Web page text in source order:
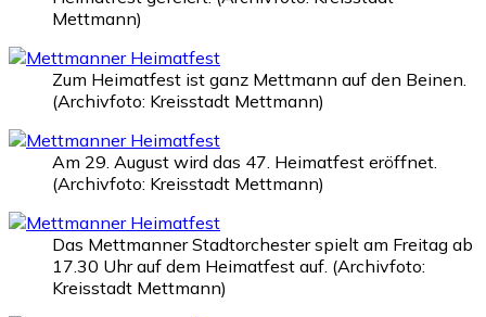
Mettmann)
Zum Heimatfest ist ganz Mettmann auf den Beinen.
(Archivfoto: Kreisstadt Mettmann)
Am 29. August wird das 47. Heimatfest eröffnet.
(Archivfoto: Kreisstadt Mettmann)
Das Mettmanner Stadtorchester spielt am Freitag ab
17.30 Uhr auf dem Heimatfest auf. (Archivfoto:
Kreisstadt Mettmann)